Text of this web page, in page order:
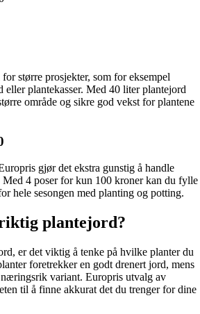
større prosjekter, som for eksempel
plantekasser. Med 40 liter plantejord
område og sikre god vekst for plantene
gjør det ekstra gunstig å handle
4 poser for kun 100 kroner kan du fylle
hele sesongen med planting og potting.
plantejord?
er det viktig å tenke på hvilke planter du
foretrekker en godt drenert jord, mens
variant. Europris utvalg av
til å finne akkurat det du trenger for dine